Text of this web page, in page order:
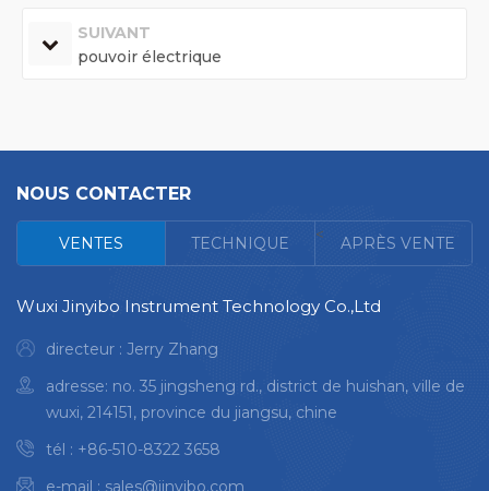
SUIVANT
pouvoir électrique
NOUS CONTACTER
VENTES TECHNIQUE < APRÈS VENTE
Wuxi Jinyibo Instrument Technology Co.,Ltd
directeur : Jerry Zhang
adresse: no. 35 jingsheng rd., district de huishan, ville de
wuxi, 214151, province du jiangsu, chine
tél : +86-510-8322 3658
e-mail : sales@jinyibo.com